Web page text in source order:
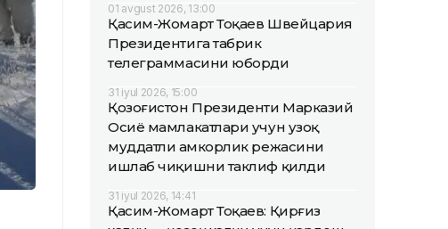
01 avgust 2026, 13:00
Қасим-Жомарт Тоқаев Швейцария
Президентига табрик
телеграммасини юборди
31 iyul 2026, 15:00
Қозоғистон Президенти Марказий
Осиё мамлакатлари учун узоқ
муддатли ҳамкорлик режасини
ишлаб чиқишни таклиф қилди
31 iyul 2026, 14:41
Қасим-Жомарт Тоқаев: Қирғиз